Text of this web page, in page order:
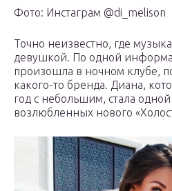
Фото: Инстаграм @di_melison
Точно неизвестно, где
девушкой. По одной
произошла в ночном клубе,
какого-то бренда. Диана,
год с небольшим, стала
возлюбленных нового